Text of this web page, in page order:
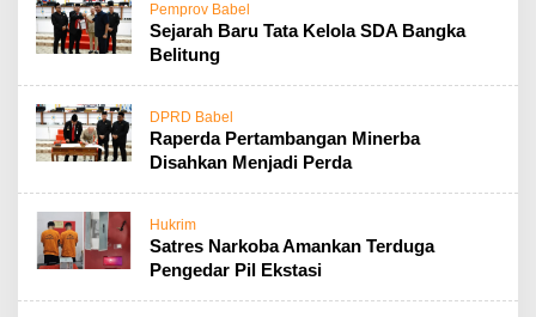
Pemprov Babel
Sejarah Baru Tata Kelola SDA Bangka
Belitung
DPRD Babel
Raperda Pertambangan Minerba
Disahkan Menjadi Perda
Hukrim
Satres Narkoba Amankan Terduga
Pengedar Pil Ekstasi